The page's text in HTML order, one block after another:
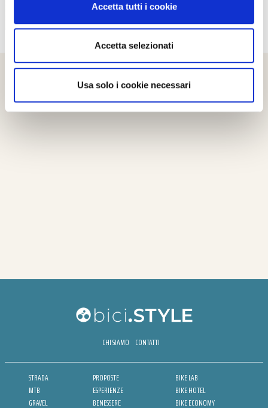
Accetta tutti i cookie
Accetta selezionati
Usa solo i cookie necessari
CHI SIAMO CONTATTI
STRADA
MTB
GRAVEL
PROPOSTE
ESPERIENZE
BENESSERE
BIKE LAB
BIKE HOTEL
BIKE ECONOMY